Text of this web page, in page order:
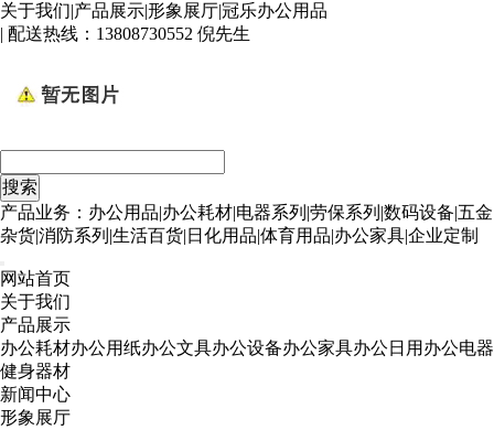
关于我们|产品展示|形象展厅|冠乐办公用品
| 配送热线： 13808730552 倪先生
产品业务：办公用品|办公耗材|电器系列|劳保系列|数码设备|五金
杂货|消防系列|生活百货|日化用品|体育用品|办公家具|企业定制
网站首页
关于我们
产品展示
办公耗材办公用纸办公文具办公设备办公家具办公日用 办公电器
健身器材
新闻中心
形象展厅